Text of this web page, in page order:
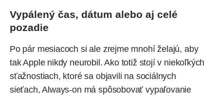
Vypálený čas, dátum alebo aj celé
pozadie
Po pár mesiacoch si ale zrejme mnohí želajú, aby
tak Apple nikdy neurobil. Ako totiž stojí v niekoľkých
sťažnostiach, ktoré sa objavili na sociálnych
sieťach, Always-on má spôsobovať vypaľovanie